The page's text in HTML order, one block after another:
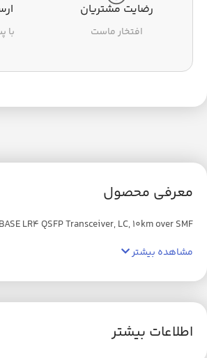
رضایت مشتریان
افتخار ماست با
معرفی محصول
LR4 QSFP Transceiver, LC, 10km over SMF
مشاهده بیشتر
اطلاعات بیشتر